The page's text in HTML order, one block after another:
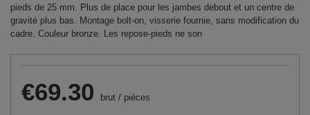
pieds de 25 mm. Plus de place pour les jambes debout et un centre de
gravité plus bas. Montage bolt-on, visserie fournie, sans modification du
cadre. Couleur bronze. Les repose-pieds ne son
€69.30 brut / pièces